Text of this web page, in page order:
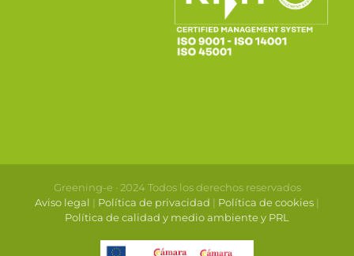
Greening-e · 2024 Todos los derechos reservados
Aviso legal | Política de privacidad | Política de cookies |
Política de calidad y medio ambiente y PRL